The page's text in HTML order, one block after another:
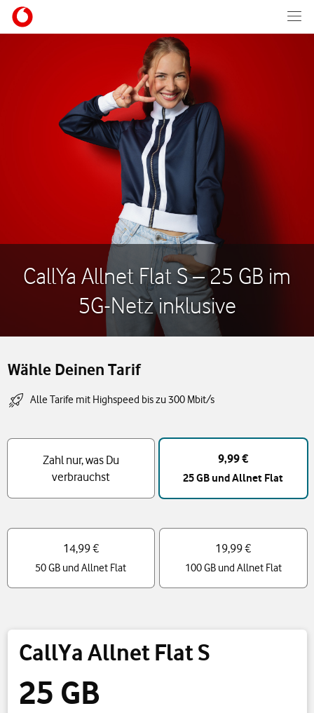
CallYa Allnet Flat S – 25 GB im
5G-Netz inklusive
Wähle Deinen Tarif
Alle Tarife mit Highspeed bis zu 300 Mbit/s
Zahl nur, was Du
verbrauchst
9,99 €
25 GB und Allnet Flat
14,99 €
50 GB und Allnet Flat
19,99 €
100 GB und Allnet Flat
CallYa Allnet Flat S
25 GB